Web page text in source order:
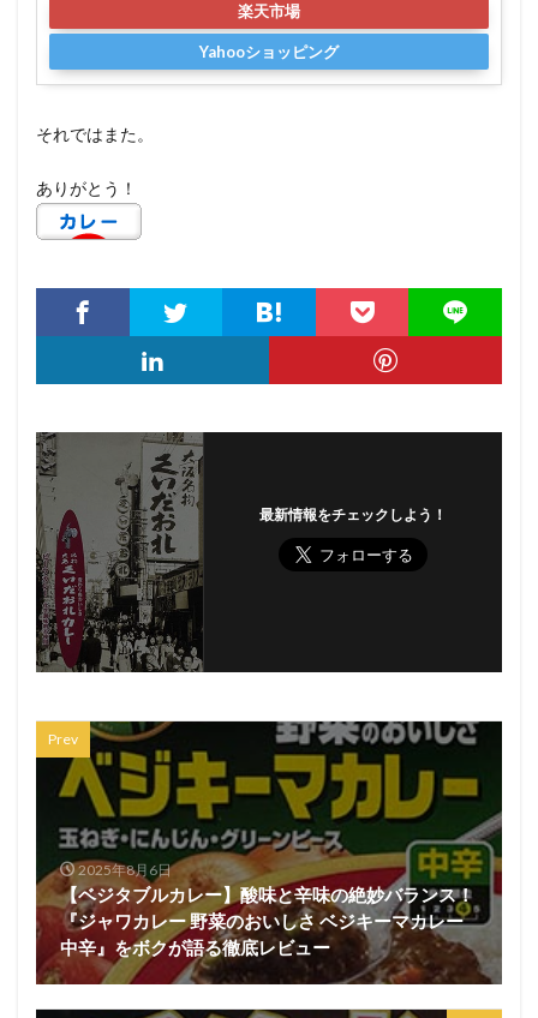
楽天市場
Yahooショッピング
それではまた。
ありがとう！
最新情報をチェックしよう！
Prev
2025年8月6日
【ベジタブルカレー】酸味と辛味の絶妙バランス！
『ジャワカレー 野菜のおいしさ ベジキーマカレー
中辛』をボクが語る徹底レビュー